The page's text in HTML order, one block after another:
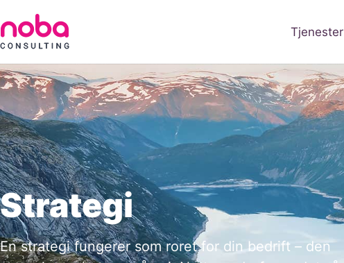
Tjenester
Strategi
En strategi fungerer som roret for din bedrift – den